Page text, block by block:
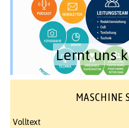
Lernt uns
MASCHINE
Volltext